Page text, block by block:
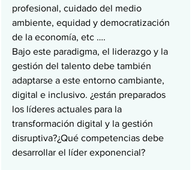
profesional, cuidado del medio
ambiente, equidad y democratización
de la economía, etc ….
Bajo este paradigma, el liderazgo y la
gestión del talento debe también
adaptarse a este entorno cambiante,
digital e inclusivo. ¿están preparados
los líderes actuales para la
transformación digital y la gestión
disruptiva?¿Qué competencias debe
desarrollar el líder exponencial?